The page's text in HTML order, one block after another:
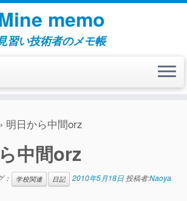
memo
習い技術者のメモ帳
明日から中間orz
中間orz
学校関連 日記 2010年5月18日 投稿者:Naoya